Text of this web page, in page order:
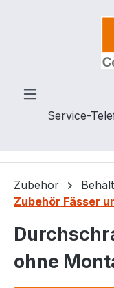
Zum Hauptinhalt
Service-
Zubehör
Zubehör Fässer
ohne